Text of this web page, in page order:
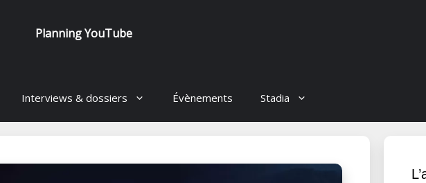
Planning YouTube
Interviews & dossiers Évènements Stadia